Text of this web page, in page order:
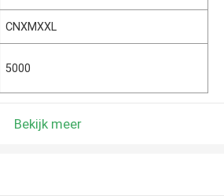
CNXMXXL
5000
Bekijk meer